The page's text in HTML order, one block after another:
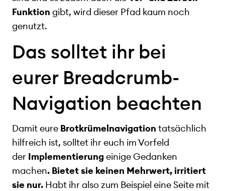
Funktion gibt, wird dieser Pfad kaum noch
genutzt.
Das solltet ihr bei
eurer Breadcrumb-
Navigation beachten
Damit eure Brotkrümelnavigation tatsächlich
hilfreich ist, solltet ihr euch im Vorfeld
der Implementierung einige Gedanken
machen. Bietet sie keinen Mehrwert, irritiert
sie nur. Habt ihr also zum Beispiel eine Seite mit